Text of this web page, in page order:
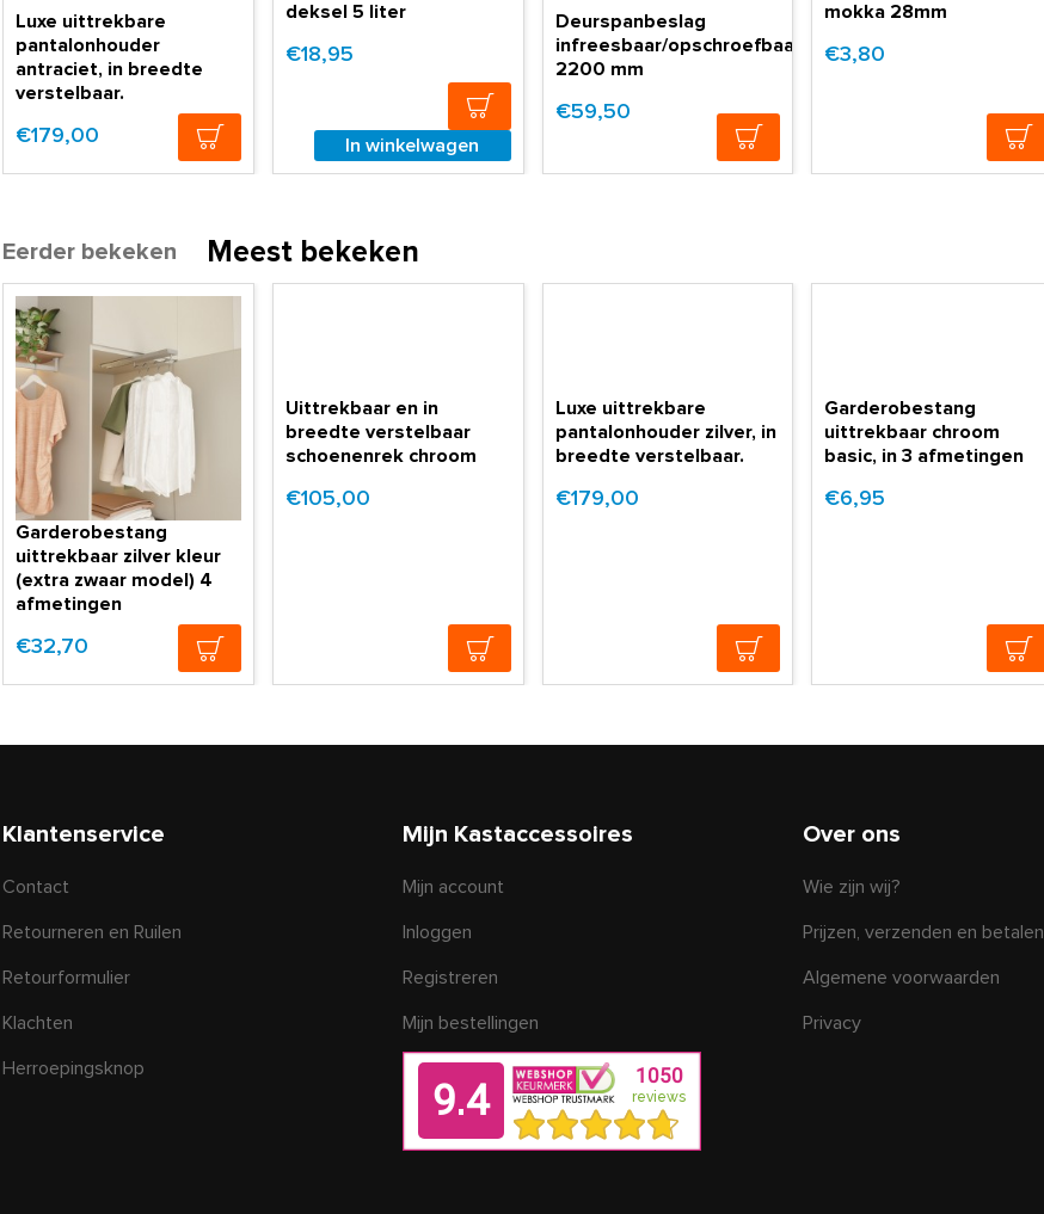
Luxe uittrekbare
pantalonhouder
antraciet, in breedte
verstelbaar.
€179,00
deksel 5 liter
€18,95
In winkelwagen
Deurspanbeslag
infreesbaar/opschroefbaar
2200 mm
€59,50
mokka 28mm
€3,80
Eerder bekeken Meest bekeken
Garderobestang
uittrekbaar zilver kleur
(extra zwaar model) 4
afmetingen
€32,70
Uittrekbaar en in
breedte verstelbaar
schoenenrek chroom
€105,00
Luxe uittrekbare
pantalonhouder zilver, in
breedte verstelbaar.
€179,00
Garderobestang
uittrekbaar chroom
basic, in 3 afmetingen
€6,95
Klantenservice
Contact
Retourneren en Ruilen
Retourformulier
Klachten
Herroepingsknop
Mijn Kastaccessoires
Mijn account
Inloggen
Registreren
Mijn bestellingen
Over ons
Wie zijn wij?
Prijzen, verzenden en betalen
Algemene voorwaarden
Privacy